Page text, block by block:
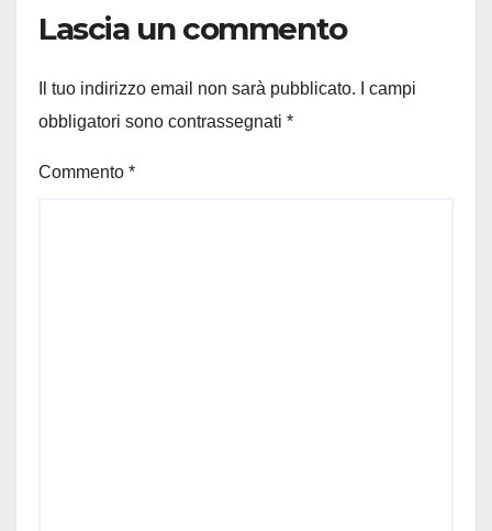
Lascia un commento
Il tuo indirizzo email non sarà pubblicato.
I campi
obbligatori sono contrassegnati *
Commento *